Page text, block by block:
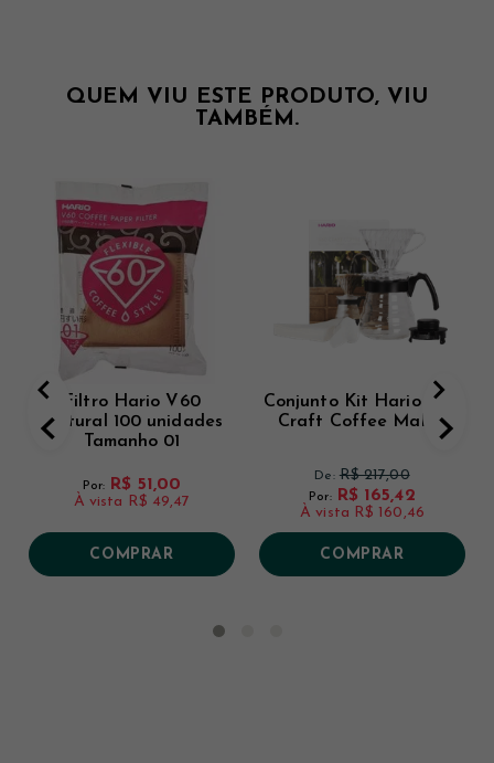
QUEM VIU ESTE PRODUTO, VIU
TAMBÉM.
Filtro Hario V60
Natural 100 unidades
Tamanho 01
Por: R$ 51,00
À vista R$ 49,47
COMPRAR
Conjunto Kit Hario V60
Craft Coffee Maker
De: R$ 217,00
Por: R$ 165,42
À vista R$ 160,46
COMPRAR